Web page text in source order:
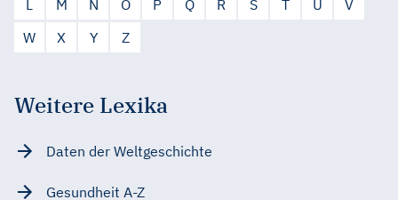
L
M N O P Q R S T U
V
W
X Y Z
Weitere Lexika
Daten der Weltgeschichte
Gesundheit A-Z